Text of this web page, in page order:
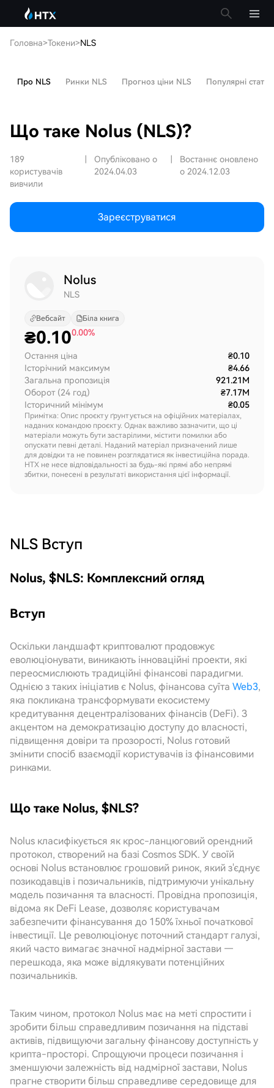
Головна>Токени>NLS
Про NLS Ринки NLS Прогноз ціни NLS Популярні статті
Що таке Nolus (NLS)?
189
користувачів
вивчили
Опубліковано о
2024.04.03
Востаннє оновлено
о 2024.12.03
Зареєструватися
Nolus
NLS
Вебсайт Біла книга
₴0.100.00%
Остання ціна
₴0.10
Історічний максимум
₴4.66
Загальна пропозиція
921.21M
Оборот (24 год)
₴7.17M
Історичний мінімум
₴0.05
Примітка: Опис проєкту ґрунтується на офіційних матеріалах,
наданих командою проєкту. Однак важливо зазначити, що ці
матеріали можуть бути застарілими, містити помилки або
опускати певні деталі. Наданий матеріал призначений лише
для довідки та не повинен розглядатися як інвестиційна порада.
HTX не несе відповідальності за будь-які прямі або непрямі
збитки, понесені в результаті використання цієї інформації.
NLS Вступ
Nolus, $NLS: Комплексний огляд
Вступ
Оскільки ландшафт криптовалют продовжує
еволюціонувати, виникають інноваційні проекти, які
переосмислюють традиційні фінансові парадигми.
Однією з таких ініціатив є Nolus, фінансова суїта Web3,
яка покликана трансформувати екосистему
кредитування децентралізованих фінансів (DeFi). З
акцентом на демократизацію доступу до власності,
підвищення довіри та прозорості, Nolus готовий
змінити спосіб взаємодії користувачів із фінансовими
ринками.
Що таке Nolus, $NLS?
Nolus класифікується як крос-ланцюговий орендний
протокол, створений на базі Cosmos SDK. У своїй
основі Nolus встановлює грошовий ринок, який з'єднує
позикодавців і позичальників, підтримуючи унікальну
модель позичання та власності. Провідна пропозиція,
відома як DeFi Lease, дозволяє користувачам
забезпечити фінансування до 150% їхньої початкової
інвестиції. Це революціонує поточний стандарт галузі,
який часто вимагає значної надмірної застави —
перешкода, яка може відлякувати потенційних
позичальників.
Таким чином, протокол Nolus має на меті спростити і
зробити більш справедливим позичання на підставі
активів, підвищуючи загальну фінансову доступність у
крипта-просторі. Спрощуючи процеси позичання і
зменшуючи залежність від надмірної застави, Nolus
прагне створити більш справедливе середовище для